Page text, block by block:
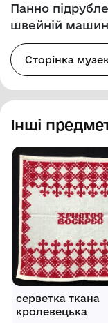
Панно
швейній
Сторінка
Інші
серветка ткана
кролевецька